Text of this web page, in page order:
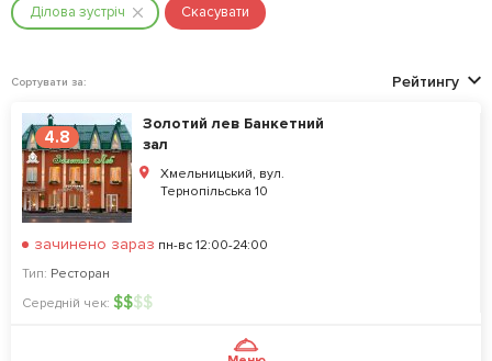
Ділова зустріч Скасувати
Сортувати за: Рейтингу
4.8
Золотий лев Банкетний
зал
Хмельницький, вул.
Тернопільська 10
зачинено зараз пн-вс 12:00-24:00
Тип: Ресторан
Середній чек: $$$$